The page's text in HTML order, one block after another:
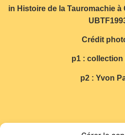
in Histoire de la Tauromachie à
Crédit
p1 : collection
p2 : Yvon